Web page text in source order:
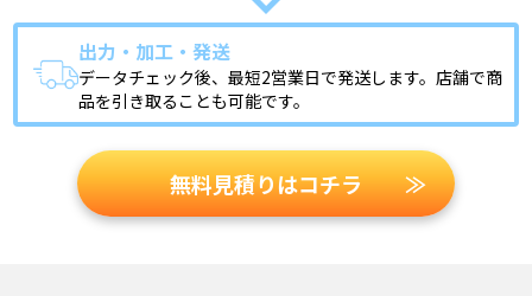
出力・加工・発送
データチェック後、最短2営業日で発送します。店舗で商
品を引き取ることも可能です。
無料見積りはコチラ ≫